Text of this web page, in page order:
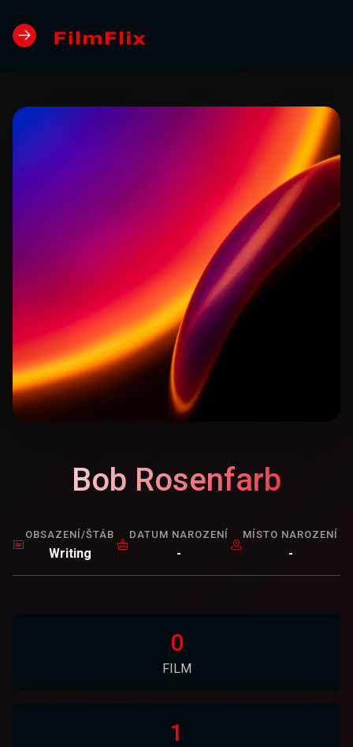
Bob Rosenfarb
OBSAZENÍ/ŠTÁB
Writing
DATUM NAROZENÍ
-
MÍSTO NAROZENÍ
-
0
FILM
1